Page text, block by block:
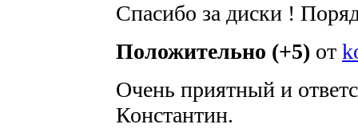
Спасибо за диски !
Положительно (+5) от
Очень приятный и
Константин.